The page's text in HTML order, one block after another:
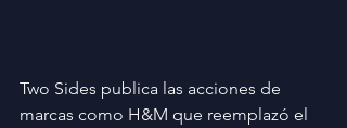
Two Sides publica las acciones de
marcas como H&M que reemplazó el